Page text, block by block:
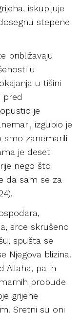
iskupljuje
stepene
približavaju
u
u tišini
pred
je
izgubio je
smo zanemarili
je deset
nego što
da sam se za
srce skrušeno
spušta se
Njegova blizina.
Allaha, pa ih
probude
grijehe
Sretni su oni